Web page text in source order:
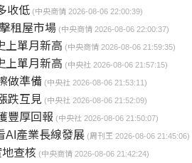
收低 (中央商情 2026-08-06 22:00:39)
租屋市場 (中央商情 2026-08-06 22:00:37)
上單月新高 (中央商情 2026-08-06 21:59:35)
上單月新高 (中央社 2026-08-06 21:57:15)
做準備 (中央社 2026-08-06 21:53:11)
跌互見 (中央社 2026-08-06 21:52:09)
豐厚回報 (中央社 2026-08-06 21:50:07)
產業長線發展 (周刊王 2026-08-06 21:45:06)
查核 (中央商情 2026-08-06 21:42:24)